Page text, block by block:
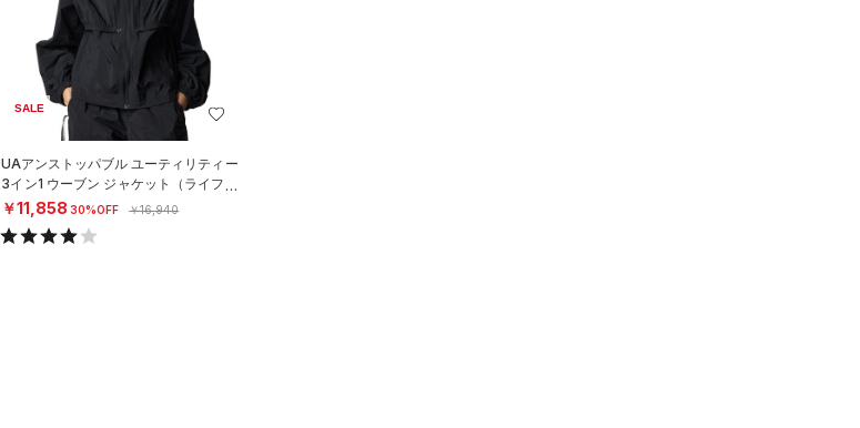
SALE
UAアンストッパブル ユーティリティー
3イン1 ウーブン ジャケット（ライフス
タイル/WOMEN）
￥11,858 30%OFF ￥16,940